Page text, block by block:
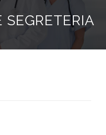
SEGRETERIA